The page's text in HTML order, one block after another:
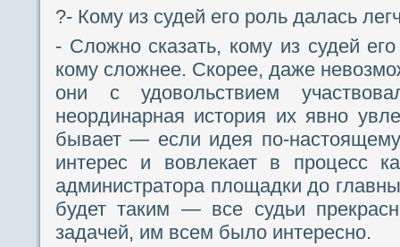
?- Кому из судей его роль далась
- Сложно сказать, кому из судей
кому сложнее. Скорее, даже
они с удовольствием
неординарная история их явно
бывает — если идея по-
интерес и вовлекает в процесс
администратора площадки до
будет таким — все судьи
задачей, им всем было интересно.